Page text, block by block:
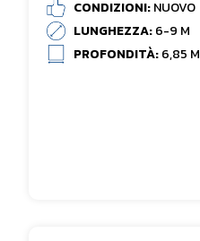
CONDIZIONI:NUOVO
LUNGHEZZA:6-9 M
PROFONDITÀ:6,85 M